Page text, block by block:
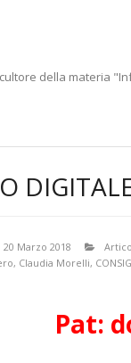
della materia
20 Marzo 2018
, Claudia Morelli,
Pat: